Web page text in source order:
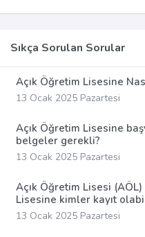
Sıkça Sorulan Sorular
Açık Öğretim Lisesine
13 Ocak 2025 Pazartesi
Açık Öğretim Lisesine
belgeler gerekli?
13 Ocak 2025 Pazartesi
Açık Öğretim Lisesi
Lisesine kimler kayıt
13 Ocak 2025 Pazartesi